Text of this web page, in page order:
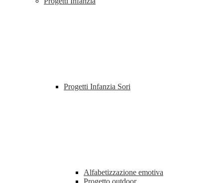
Progetti Infanzia Sori
Alfabetizzazione emotiva